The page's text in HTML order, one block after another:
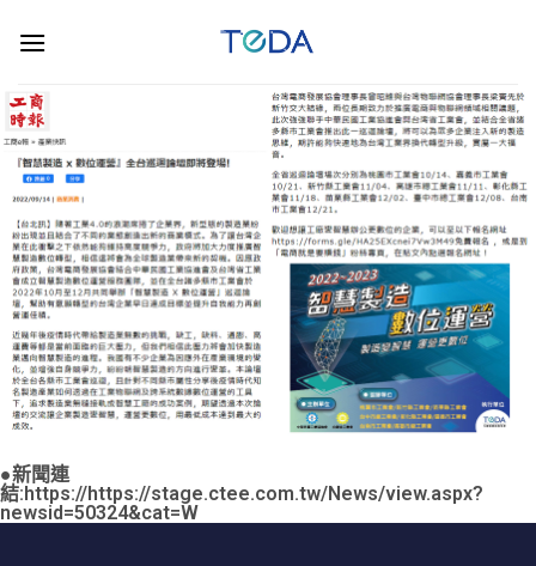
●新聞連
結:https://https://stage.ctee.com.tw/News/view.aspx?
newsid=50324&cat=W